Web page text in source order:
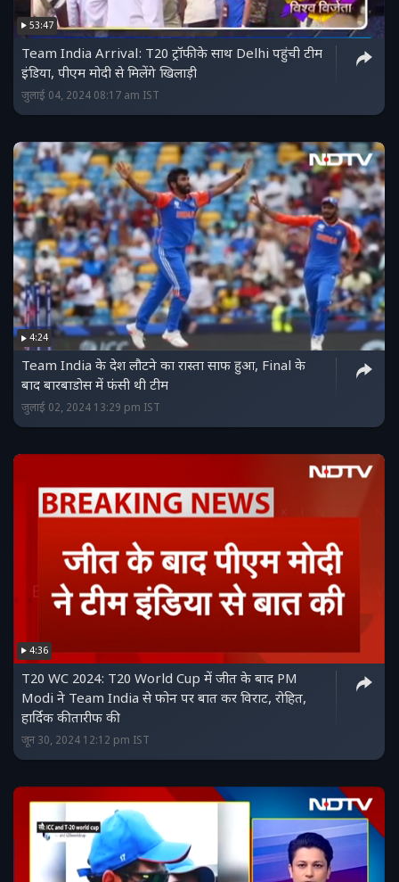
53:47
Team India Arrival: T20 ट्रॉफी के साथ Delhi पहुंची टीम
इंडिया, पीएम मोदी से मिलेंगे खिलाड़ी
जुलाई 04, 2024 08:17 am IST
4:24
Team India के देश लौटने का रास्ता साफ हुआ, Final के
बाद बारबाडोस में फंसी थी टीम
जुलाई 02, 2024 13:29 pm IST
4:36
T20 WC 2024: T20 World Cup में जीत के बाद PM
Modi ने Team India से फोन पर बात कर विराट, रोहित,
हार्दिक की तारीफ की
जून 30, 2024 12:12 pm IST